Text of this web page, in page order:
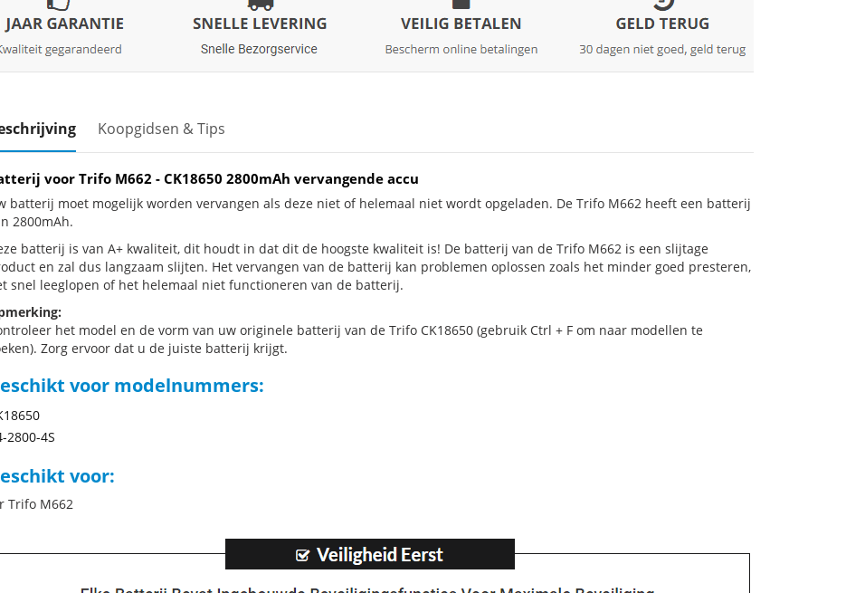
Koopgidsen & Tips
voor Trifo M662 - CK18650 2800mAh vervangende accu
batterij moet mogelijk worden vervangen als deze niet of helemaal niet wordt opgeladen. De Trifo M662 heeft een batterij
2800mAh.
batterij is van A+ kwaliteit, dit houdt in dat dit de hoogste kwaliteit is! De batterij van de Trifo M662 is een slijtage
en zal dus langzaam slijten. Het vervangen van de batterij kan problemen oplossen zoals het minder goed presteren,
snel leeglopen of het helemaal niet functioneren van de batterij.
het model en de vorm van uw originele batterij van de Trifo CK18650 (gebruik Ctrl + F om naar modellen te
Zorg ervoor dat u de juiste batterij krijgt.
voor modelnummers:
2800-4S
voor:
Trifo M662